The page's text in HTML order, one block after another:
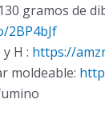
gramos de
2BP4bJf
H : https://
moldeable: